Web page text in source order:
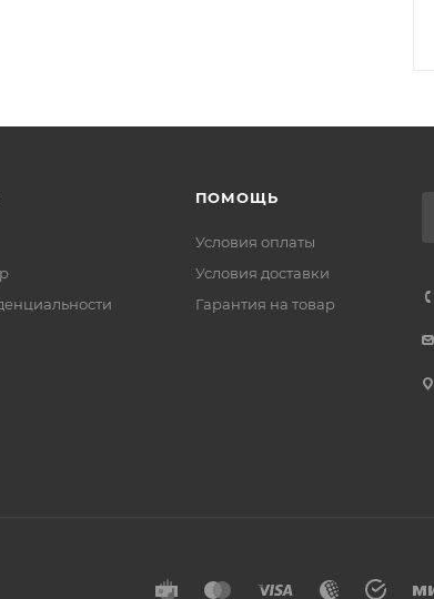
ПОМОЩЬ
Условия оплаты
Условия доставки
Гарантия на товар